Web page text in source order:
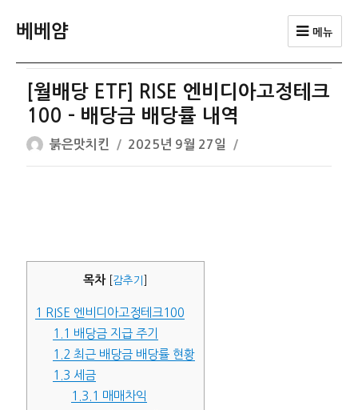
베베얌 메뉴
[월배당 ETF] RISE 엔비디아고정테크
100 – 배당금 배당률 내역
글
쓴
붉은맛치킨
작
성
2025년 9월 27일
목차 감추기
1
RISE 엔비디아고정테크100
1.1 배당금 지급 주기
1.2 최근 배당금 배당률 현황
1.3 세금
1.3.1 매매차익